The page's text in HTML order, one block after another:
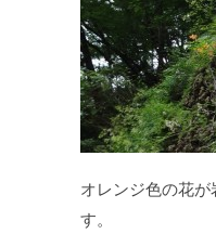
オレンジ色の花が
す。